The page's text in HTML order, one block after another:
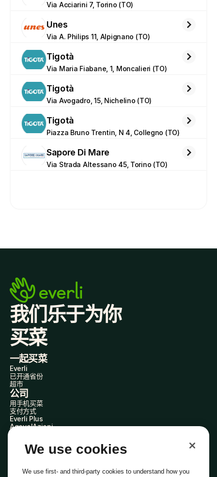
Via Acciarini 7, Torino (TO)
Unes
Via A. Philips 11, Alpignano (TO)
Tigotà
Via Maria Fiabane, 1, Moncalieri (TO)
Tigotà
Via Avogadro, 15, Nichelino (TO)
Tigotà
Piazza Bruno Trentin, N 4, Collegno (TO)
Sapore Di Mare
Via Strada Altessano 45, Torino (TO)
我们乐于为你
买菜
一起买菜
Everli
已开通省份
超市
公司
用手机买菜
支付方式
Everli Plus
AgevolAzioni
Everli 代购员
了解我们
We use cookies
We use first- and third-party cookies to understand how you